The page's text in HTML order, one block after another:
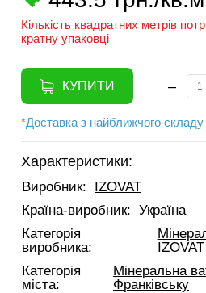
Кількість квадратних метрів
кратну упаковці
КУПИТИ –
*Доставка з найближчого складу
Характеристики:
Виробник:
IZOVAT
Країна-виробник: Україна
Категорія
виробника:
IZOVAT
Категорія
міста:
Мінеральна
Франківську